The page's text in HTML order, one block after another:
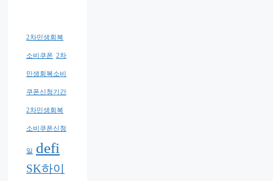
2차민생회복
소비쿠폰 2차
민생회복소비
쿠폰신청기간
2차민생회복
소비쿠폰신청
일 defi
SK하이